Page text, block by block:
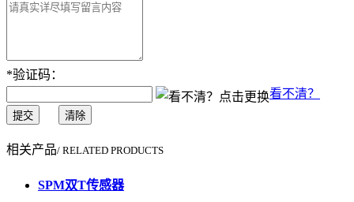
*验证码：
看不清？
提交 清除
相关产品/ RELATED PRODUCTS
SPM双T传感器